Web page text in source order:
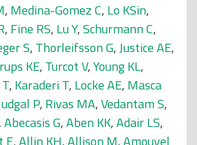
, Medina-Gomez C, Lo KSin,
, Fine RS, Lu Y,Schurmann C,
S, Thorleifsson G,Justice AE,
KE, Turcot V,Young KL,
, Karaderi T, Locke AE, Masca
P, Rivas MA,Vedantam S,
,Abecasis G,Aben KK,Adair LS,
E,Allin KH,Allison M,Amouyel